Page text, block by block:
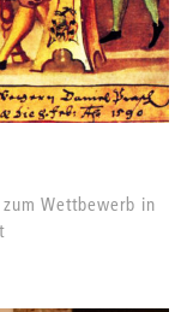
Wettbewerb in